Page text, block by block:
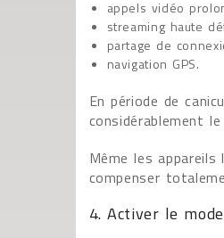
appels vidéo
streaming haute
partage de
navigation GPS.
En période de
considérablement
Même les
compenser
4. Activer le